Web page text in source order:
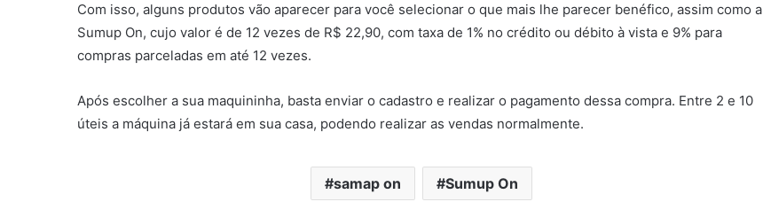
Com isso, alguns produtos vão aparecer para você selecionar o que mais lhe parecer benéfico, assim como a
Sumup On, cujo valor é de 12 vezes de R$ 22,90, com taxa de 1% no crédito ou débito à vista e 9% para
compras parceladas em até 12 vezes.
Após escolher a sua maquininha, basta enviar o cadastro e realizar o pagamento dessa compra. Entre 2 e 10
úteis a máquina já estará em sua casa, podendo realizar as vendas normalmente.
samap on Sumup On